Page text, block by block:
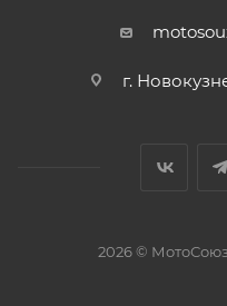
г.
2026 ©